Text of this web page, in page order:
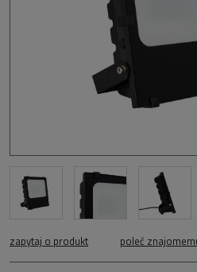
zapytaj o produkt poleć